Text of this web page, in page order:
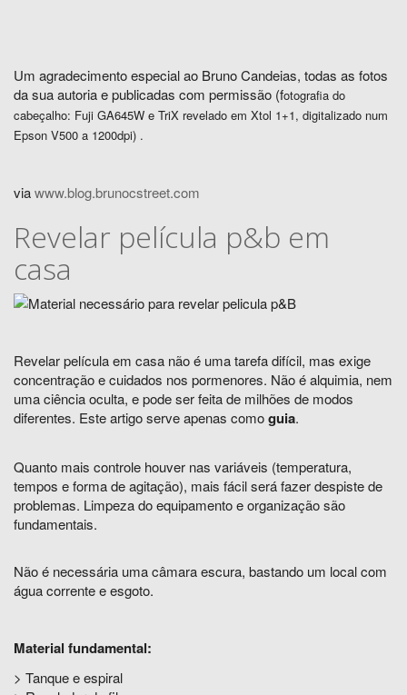
Um agradecimento especial ao Bruno Candeias, todas as fotos
da sua autoria e publicadas com permissão (fotografia do
cabeçalho: Fuji GA645W e TriX revelado em Xtol 1+1, digitalizado num
Epson V500 a 1200dpi) .
viawww.blog.brunocstreet.com
Revelar película p&b em
casa
Revelar película em casa não é uma tarefa difícil, mas exige
concentração e cuidados nos pormenores. Não é alquimia, nem
uma ciência oculta, e pode ser feita de milhões de modos
diferentes. Este artigo serve apenas comoguia.
Quanto mais controle houver nas variáveis (temperatura,
tempos e forma de agitação), mais fácil será fazer despiste de
problemas. Limpeza do equipamento e organização são
fundamentais.
Não é necessária uma câmara escura, bastando um local com
água corrente e esgoto.
Material fundamental:
> Tanque e espiral